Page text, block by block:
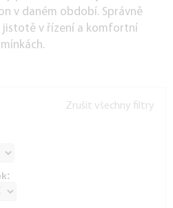
v daném období. Správně
jistotě v řízení a komfortní
Zrušit všechny filtry